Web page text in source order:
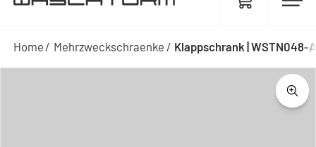
Home Mehrzweckschraenke Klappschrank | WSTN048-